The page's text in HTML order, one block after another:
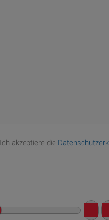
Ich akzeptiere die